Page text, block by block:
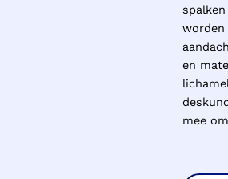
worden
en
mee